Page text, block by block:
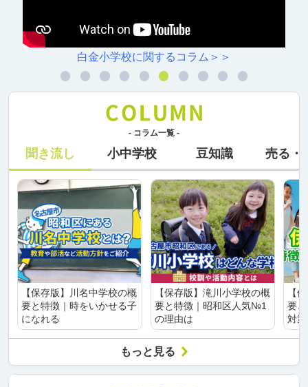
白金小学校に関するコラム＞＞
- コラム一覧 -
聞き流し 小中学校 豆知識 売る・
【保存版】川名中学校の概
要と特徴｜時をいかせる子
になれる
【保存版】滝川小学校の概
要と特徴｜昭和区人気№1
の理由は
【
要
対
もっと見る